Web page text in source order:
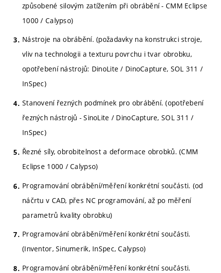
způsobené silovým zatížením při obrábění - CMM Eclipse
1000 / Calypso)
Nástroje na obrábění. (požadavky na konstrukci stroje,
vliv na technologii a texturu povrchu i tvar obrobku,
opotřebení nástrojů: DinoLite / DinoCapture, SOL 311 /
InSpec)
Stanovení řezných podmínek pro obrábění. (opotřebení
řezných nástrojů - SinoLite / DinoCapture, SOL 311 /
InSpec)
Řezné síly, obrobitelnost a deformace obrobků. (CMM
Eclipse 1000 / Calypso)
Programování obrábění/měření konkrétní součásti. (od
náčrtu v CAD, přes NC programování, až po měření
parametrů kvality obrobku)
Programování obrábění/měření konkrétní součásti.
(Inventor, Sinumerik, InSpec, Calypso)
Programování obrábění/měření konkrétní součásti.